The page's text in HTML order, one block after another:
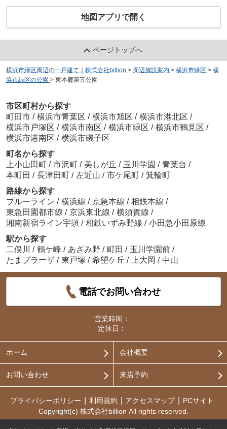
地図アプリで開く
ページトップへ
横浜市緑区周辺の一戸建て｜株式会社billion > 周辺施設案内 > 横浜市緑区 > 横
浜市緑区の公園 > 東本郷第五公園
市区町村から探す
町田市 / 横浜市青葉区 / 横浜市旭区 / 横浜市港北区 /
横浜市戸塚区 / 横浜市南区 / 横浜市緑区 / 横浜市鶴見区 /
横浜市港南区 / 横浜市磯子区
町名から探す
上小山田町 / 市沢町 / 美しが丘 / 玉川学園 / 青葉台 /
本町田 / 長津田町 / 左近山 / 市ケ尾町 / 箕輪町
路線から探す
ブルーライン / 横浜線 / 京急本線 / 相鉄本線 /
東急田園都市線 / 京浜東北線 / 横須賀線 /
湘南新宿ライン宇須 / 相鉄いずみ野線 / 小田急小田原線
駅から探す
二俣川
/ 鶴ケ峰 / あざみ野 / 町田 / 玉川学園前 /
たまプラーザ / 東戸塚 / 希望ケ丘 / 上大岡 / 中山
電話でお問い合わせ
営業時間：
定休日：
ホーム 会社概要
お問い合わせ 来店予約
プライバシーポリシー 利用規約 アクセスマップ
PCサイト
Copyright(c) 株式会社billion All rights reserved.